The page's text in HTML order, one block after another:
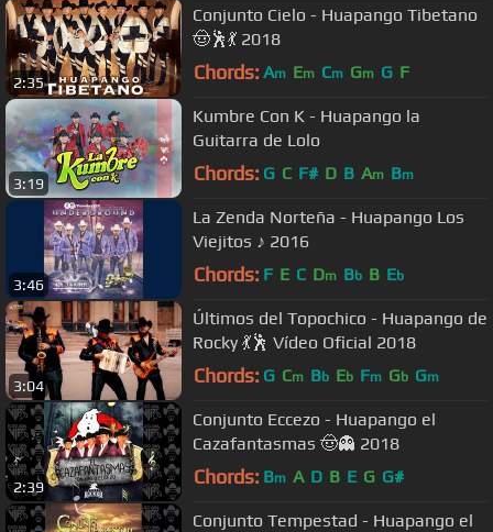
2:35
Conjunto Cielo - Huapango Tibetano
🤠🕺💃 2018
Chords: Am Em Cm Gm G F
3:19
Kumbre Con K - Huapango la
Guitarra de Lolo
Chords: G C F# D B Am Bm
3:46
La Zenda Norteña - Huapango Los
Viejitos ♪ 2016
Chords: F E C Dm Bb B Eb
3:04
Últimos del Topochico - Huapango de
Rocky 💃🕺 Vídeo Oficial 2018
Chords: G Cm Bb Eb Fm Gb Gm
2:39
Conjunto Eccezo - Huapango el
Cazafantasmas 🤠👻 2018
Chords: Bm A D B E G G#
Conjunto Tempestad - Huapango el